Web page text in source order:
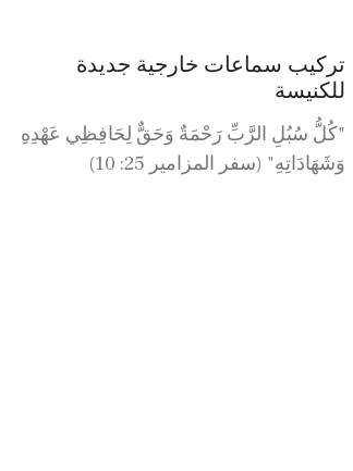
تركيب سماعات خارجية جديدة
للكنيسة
"كُلُّ سُبُلِ الرَّبِّ رَحْمَةٌ وَحَقٌّ لِحَافِظِي عَهْدِهِ
وَشَهَادَاتِهِ" (سفر المزامير 25: 10)